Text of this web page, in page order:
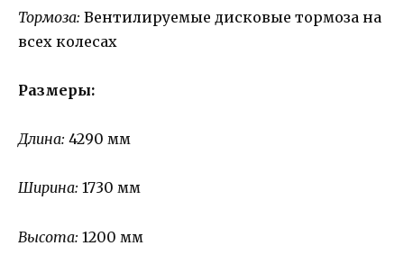
Тормоза: Вентилируемые дисковые тормоза на
всех колесах
Размеры:
Длина: 4290 мм
Ширина: 1730 мм
Высота: 1200 мм